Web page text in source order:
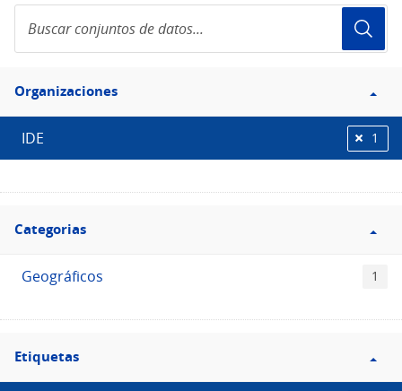
conjuntos
de
Filtro
Organizaciones
Organizaciones
IDE 1
Filtro
Categorias
Categorias
Geográficos 1
Filtro
Etiquetas
Etiquetas